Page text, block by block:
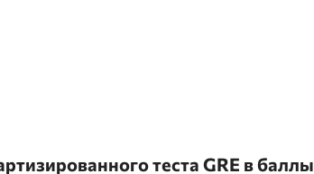
теста GRE в баллы